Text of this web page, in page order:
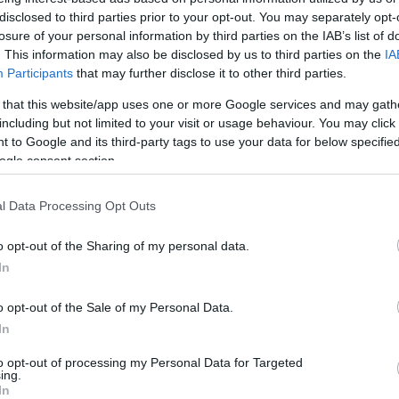
to third parties prior to your opt-out. You may separately
of your personal information by third parties on the IAB’s list of
This information may also be disclosed by us to third parties on the
Participants that may further disclose it to other third parties.
that this website/app uses one or more Google services and may
but not limited to your visit or usage behaviour. You may
to Google and its third-party tags to use your data for below
consent section.
Data Processing Opt Outs
opt-out of the Sharing of my personal data.
opt-out of the Sale of my Personal Data.
opt-out of processing my Personal Data for Targeted
boom di voti …
POLITICA PRIMO PIANO
Bolzano, parla Bonazza:
Bolzano, 9 mag – Il dato più
l’affermazione di CasaPound Italia.